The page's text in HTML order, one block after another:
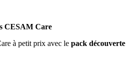
CESAM Care
à petit prix avec lepack découverte